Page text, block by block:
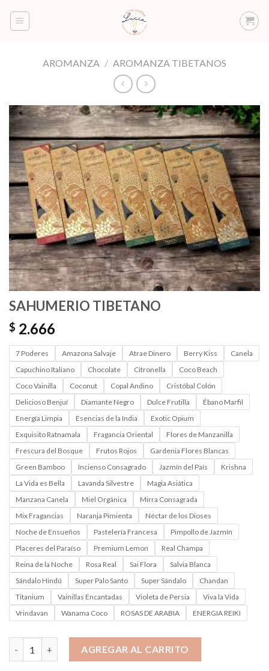
AROMANZA / AROMANZA TIBETANOS
SAHUMERIO TIBETANO
$ 2.666
7 Poderes Amazona Salvaje Atrae Dinero Berry Kiss
Canela
Capuchino Italiano
Chocolate Citronella
Coco Beach
Coco Vainilla
Coconut Copal Andino
Cristóbal Colón
Delicioso Benjuí
Diamante Negro Dulce Frutilla
Ébano Marfil
Energía Limpia
Esencias de la India
Exotic Opium
Exquisito Ratnamala
Fragancia Oriental
Flores de Manzanilla
Frescura del Bosque
Frutos Rojos
Gardenia Flores Blancas
Green Bamboo
Incienso Consagrado Jazmín del País
Krishna
La Vida es Bella
Lavanda Silvestre
Magia Asiática
Manzana Canela
Miel Orgánica
Mirra Consagrada
Mix Fragancias
Naranja Pimienta
Néctar de los Dioses
Noche de Ensueños
Pastelería Francesa
Pimpollo de Jazmín
Placeres del Paraíso
Premium Lemon
Real Champa
Reina de la Noche
Rosa Real Sai Flora
Salvia Blanca
Sándalo Hindú
Super Palo Santo Super Sándalo
Chandan
Titanium
Vainillas Encantadas Violeta de Persia
Viva la Vida
Vrindavan
Wanama Coco ROSAS DE ARABIA ENERGIA REIKI
AGREGAR AL CARRITO